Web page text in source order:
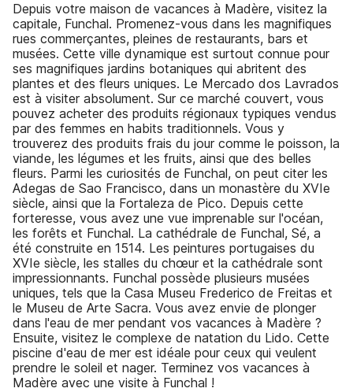
Depuis votre maison de vacances à Madère, visitez la
capitale, Funchal. Promenez-vous dans les magnifiques
rues commerçantes, pleines de restaurants, bars et
musées. Cette ville dynamique est surtout connue pour
ses magnifiques jardins botaniques qui abritent des
plantes et des fleurs uniques. Le Mercado dos Lavrados
est à visiter absolument. Sur ce marché couvert, vous
pouvez acheter des produits régionaux typiques vendus
par des femmes en habits traditionnels. Vous y
trouverez des produits frais du jour comme le poisson, la
viande, les légumes et les fruits, ainsi que des belles
fleurs. Parmi les curiosités de Funchal, on peut citer les
Adegas de Sao Francisco, dans un monastère du XVIe
siècle, ainsi que la Fortaleza de Pico. Depuis cette
forteresse, vous avez une vue imprenable sur l'océan,
les forêts et Funchal. La cathédrale de Funchal, Sé, a
été construite en 1514. Les peintures portugaises du
XVIe siècle, les stalles du chœur et la cathédrale sont
impressionnants. Funchal possède plusieurs musées
uniques, tels que la Casa Museu Frederico de Freitas et
le Museu de Arte Sacra. Vous avez envie de plonger
dans l'eau de mer pendant vos vacances à Madère ?
Ensuite, visitez le complexe de natation du Lido. Cette
piscine d'eau de mer est idéale pour ceux qui veulent
prendre le soleil et nager. Terminez vos vacances à
Madère avec une visite à Funchal !